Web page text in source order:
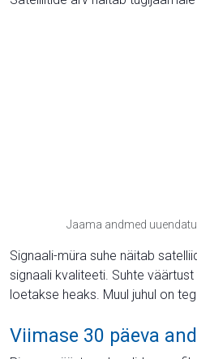
Jaama andmed
Signaali-müra suhe näitab
signaali kvaliteeti. Suhte
loetakse heaks. Muul juhul on
Viimase 30 päeva